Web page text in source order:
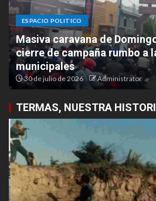
ESPACIO POLITICO
Masiva caravana de
cierre de campaña rumbo a
municipales
30 de julio de 2026 Administrator
TERMAS, NUESTRA